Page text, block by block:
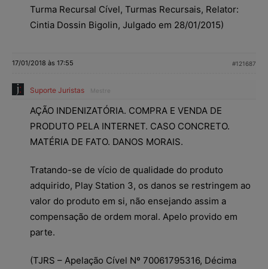
Turma Recursal Cível, Turmas Recursais, Relator:
Cintia Dossin Bigolin, Julgado em 28/01/2015)
17/01/2018 às 17:55 #121687
Suporte Juristas Mestre
AÇÃO INDENIZATÓRIA. COMPRA E VENDA DE
PRODUTO PELA INTERNET. CASO CONCRETO.
MATÉRIA DE FATO. DANOS MORAIS.
Tratando-se de vício de qualidade do produto
adquirido, Play Station 3, os danos se restringem ao
valor do produto em si, não ensejando assim a
compensação de ordem moral. Apelo provido em
parte.
(TJRS – Apelação Cível Nº 70061795316, Décima